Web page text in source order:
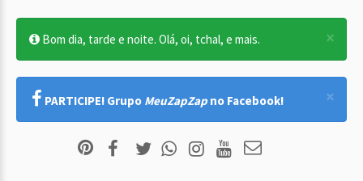
×
Bom dia, tarde e noite. Olá, oi, tchal, e mais.
×
PARTICIPE! Grupo MeuZapZap no Facebook!